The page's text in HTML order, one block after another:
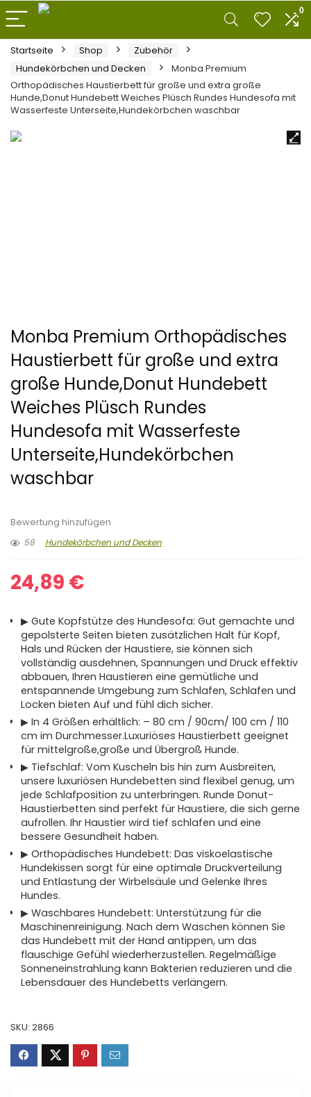
0
Startseite Shop
Zubehör
Hundekörbchen und Decken
Monba Premium
Orthopädisches Haustierbett für große und extra große
Hunde,Donut Hundebett Weiches Plüsch Rundes Hundesofa mit
Wasserfeste Unterseite,Hundekörbchen waschbar
Monba Premium Orthopädisches
Haustierbett für große und extra
große Hunde,Donut Hundebett
Weiches Plüsch Rundes
Hundesofa mit Wasserfeste
Unterseite,Hundekörbchen
waschbar
Bewertung hinzufügen
58
Hundekörbchen und Decken
24,89 €
▶ Gute Kopfstütze des Hundesofa: Gut gemachte und
gepolsterte Seiten bieten zusätzlichen Halt für Kopf,
Hals und Rücken der Haustiere, sie können sich
vollständig ausdehnen, Spannungen und Druck effektiv
abbauen, Ihren Haustieren eine gemütliche und
entspannende Umgebung zum Schlafen, Schlafen und
Locken bieten Auf und fühl dich sicher.
▶ In 4 Größen erhältlich: – 80 cm / 90cm/ 100 cm / 110
cm im Durchmesser.Luxuriöses Haustierbett geeignet
für mittelgroße,große und Übergroß Hunde.
▶ Tiefschlaf: Vom Kuscheln bis hin zum Ausbreiten,
unsere luxuriösen Hundebetten sind flexibel genug, um
jede Schlafposition zu unterbringen. Runde Donut-
Haustierbetten sind perfekt für Haustiere, die sich gerne
aufrollen. Ihr Haustier wird tief schlafen und eine
bessere Gesundheit haben.
▶ Orthopädisches Hundebett: Das viskoelastische
Hundekissen sorgt für eine optimale Druckverteilung
und Entlastung der Wirbelsäule und Gelenke Ihres
Hundes.
▶ Waschbares Hundebett: Unterstützung für die
Maschinenreinigung. Nach dem Waschen können Sie
das Hundebett mit der Hand antippen, um das
flauschige Gefühl wiederherzustellen. Regelmäßige
Sonneneinstrahlung kann Bakterien reduzieren und die
Lebensdauer des Hundebetts verlängern.
SKU: 2866